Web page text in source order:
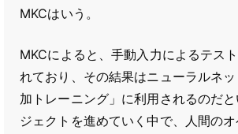
MKCはいう。
MKCによると、手動入力によるテス
れており、その結果はニューラルネ
加トレーニング」に利用されるのだ
ジェクトを進めていく中で、人間の